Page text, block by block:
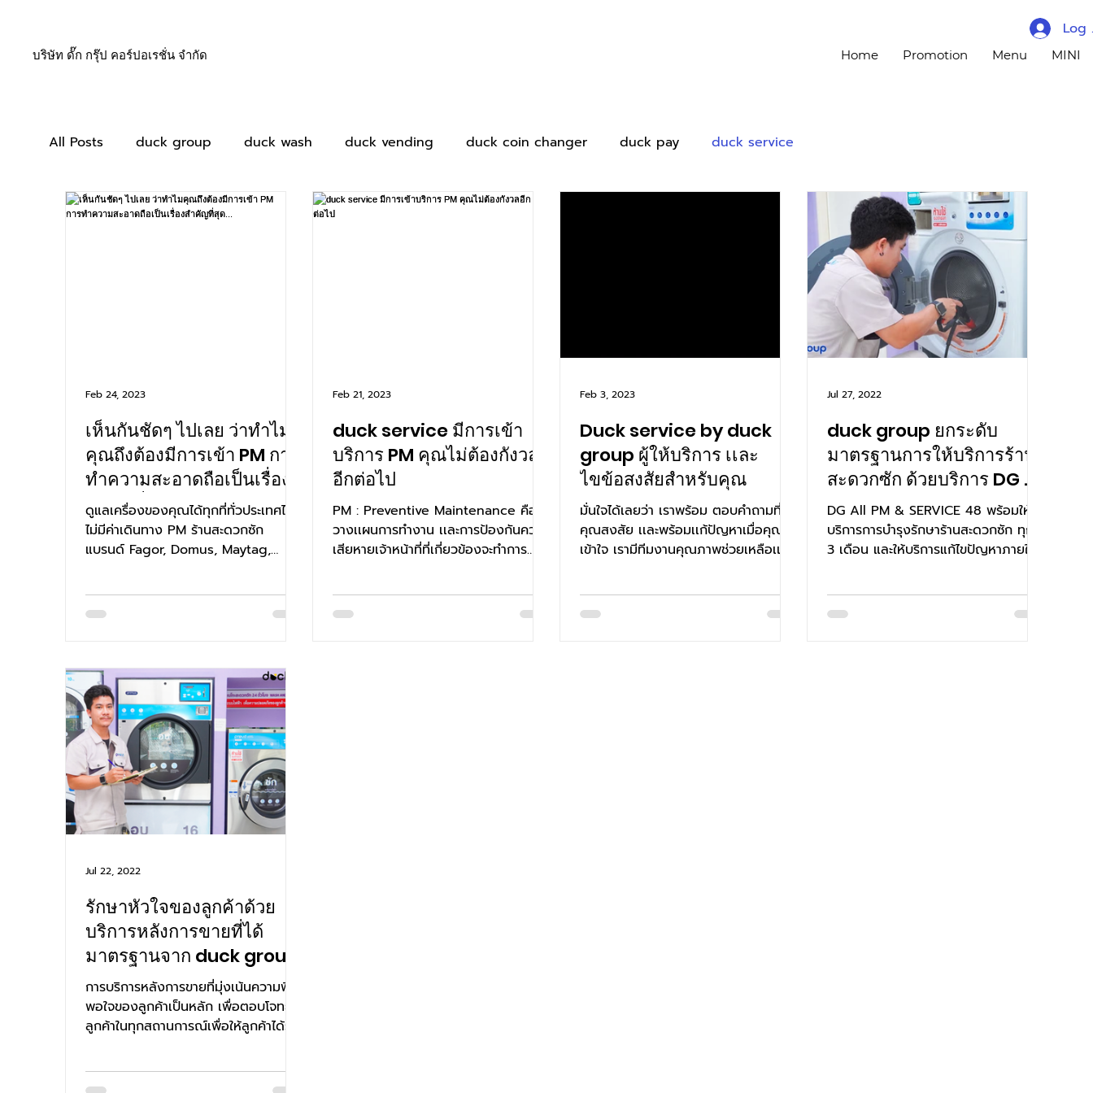
บริษัท ดั๊ก กรุ๊ป คอร์ปอเรชั่น จำกัด Home Promotion Menu MINI
Log
All Posts duck group duck wash duck vending duck coin changer duck pay duck service
เห็นกันชัดๆ ไปเลย ว่าทำไม
คุณถึงต้องมีการเข้า PM การ
ทำความสะอาดถือเป็นเรื่อง
สำคัญที่สุด...
ดูแลเครื่องของคุณได้ทุกที่ทั่วประเทศไทย
ไม่มีค่าเดินทาง PM ร้านสะดวกซัก
แบรนด์ Fagor, Domus, Maytag,
Feb 24, 2023
duck service มีการเข้า
บริการ PM คุณไม่ต้องกังวล
อีกต่อไป
PM : Preventive Maintenance คือ
วางเเผนการทำงาน เเละการป้องกันความ
เสียหายเจ้าหน้าที่ที่เกี่ยวข้องจะทำการ
Feb 21, 2023
Duck service by duck
group ผู้ให้บริการ เเละ
ไขข้อสงสัยสำหรับคุณ
มั่นใจได้เลยว่า เราพร้อม ตอบคำถามที่
คุณสงสัย เเละพร้อมเเก้ปัญหาเมื่อคุณไม่
เข้าใจ เรามีทีมงานคุณภาพช่วยเหลือเเละ
Feb 3, 2023
duck group ยกระดับ
มาตรฐานการให้บริการร้าน
สะดวกซัก ด้วยบริการ DG All
PM & SERVICE 48
DG All PM & SERVICE 48 พร้อมให้
บริการการบำรุงรักษาร้านสะดวกซัก ทุกๆ
3 เดือน และให้บริการแก้ไขปัญหาภายใน
Jul 27, 2022
รักษาหัวใจของลูกค้าด้วย
บริการหลังการขายที่ได้
มาตรฐานจาก duck group
การบริการหลังการขายที่มุ่งเน้นความพึง
พอใจของลูกค้าเป็นหลัก เพื่อตอบโจทย์
ลูกค้าในทุกสถานการณ์เพื่อให้ลูกค้าได้รับ
Jul 22, 2022